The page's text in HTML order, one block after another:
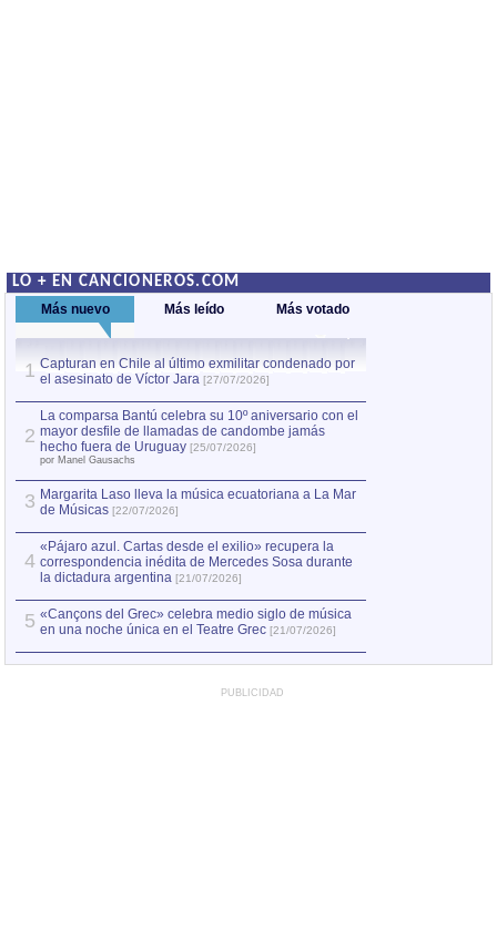
LO + EN CANCIONEROS.COM
Más nuevo Más leído Más votado
1 Capturan en Chile al último exmilitar condenado por
el asesinato de Víctor Jara [27/07/2026]
2
La comparsa Bantú celebra su 10º aniversario con el
mayor desfile de llamadas de candombe jamás
hecho fuera de Uruguay [25/07/2026]
por Manel Gausachs
3 Margarita Laso lleva la música ecuatoriana a La Mar
de Músicas [22/07/2026]
4
«Pájaro azul. Cartas desde el exilio» recupera la
correspondencia inédita de Mercedes Sosa durante
la dictadura argentina [21/07/2026]
5 «Cançons del Grec» celebra medio siglo de música
en una noche única en el Teatre Grec [21/07/2026]
PUBLICIDAD